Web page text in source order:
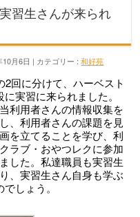
習生さんが来られ
月6日 カテゴリー :和好苑
回に分けて、ハーベスト
実習に来られました。
利用者さんの情報収集を
、利用者さんの課題を見
を立てることを学び、利
ラブ・おやつレクに参加
した。私達職員も実習生
、実習生さん自身も学ぶ
しょう。